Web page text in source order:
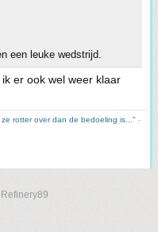
een leuke wedstrijd.
er ook wel weer klaar
rotter over dan de bedoeling is..." -